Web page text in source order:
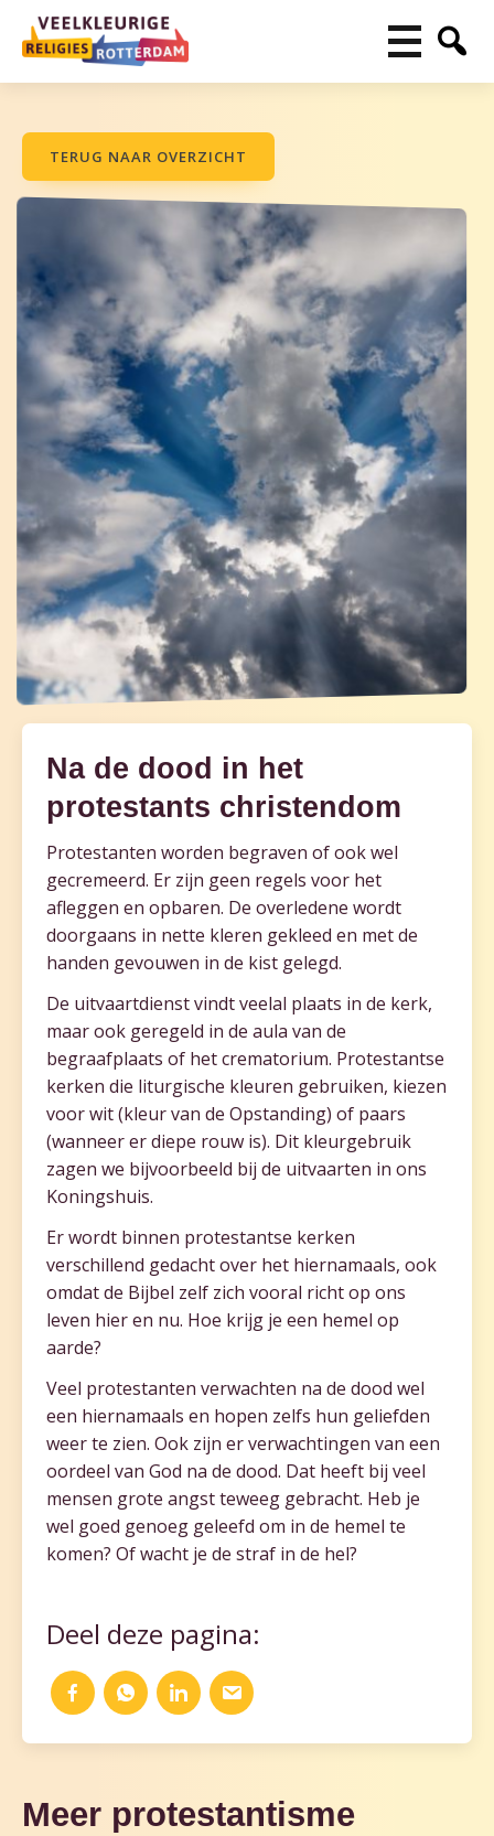
TERUG NAAR OVERZICHT
Na de dood in het
protestants christendom
Protestanten worden begraven of ook wel
gecremeerd. Er zijn geen regels voor het
afleggen en opbaren. De overledene wordt
doorgaans in nette kleren gekleed en met de
handen gevouwen in de kist gelegd.
De uitvaartdienst vindt veelal plaats in de kerk,
maar ook geregeld in de aula van de
begraafplaats of het crematorium. Protestantse
kerken die liturgische kleuren gebruiken, kiezen
voor wit (kleur van de Opstanding) of paars
(wanneer er diepe rouw is). Dit kleurgebruik
zagen we bijvoorbeeld bij de uitvaarten in ons
Koningshuis.
Er wordt binnen protestantse kerken
verschillend gedacht over het hiernamaals, ook
omdat de Bijbel zelf zich vooral richt op ons
leven hier en nu. Hoe krijg je een hemel op
aarde?
Veel protestanten verwachten na de dood wel
een hiernamaals en hopen zelfs hun geliefden
weer te zien. Ook zijn er verwachtingen van een
oordeel van God na de dood. Dat heeft bij veel
mensen grote angst teweeg gebracht. Heb je
wel goed genoeg geleefd om in de hemel te
komen? Of wacht je de straf in de hel?
Deel deze pagina:
Meer protestantisme